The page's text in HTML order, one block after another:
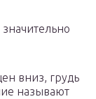
значительно
вниз, грудь
называют